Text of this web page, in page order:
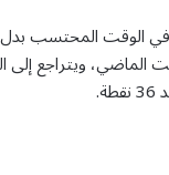
الوقت المحتسب بدل
السبت الماضي، ويتراجع